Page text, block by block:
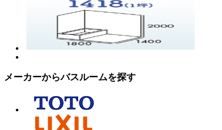
メーカーからバスルームを探す